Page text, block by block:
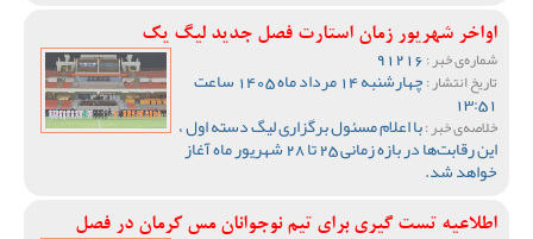
اواخر شهریور زمان استارت فصل جدید لیگ یک
شماره‌ی خبر :
تاریخ انتشار : چهارشنبه 14 مرداد ماه 1405 ساعت
13:51
خلاصه‌ی خبر :با اعلام مسئول برگزاری لیگ دسته اول ،
این رقابت‌ها در بازه زمانی 25 تا 28 شهریور ماه آغاز
خواهد شد.
اطلاعیه تست گیری برای تیم نوجوانان مس کرمان در فصل